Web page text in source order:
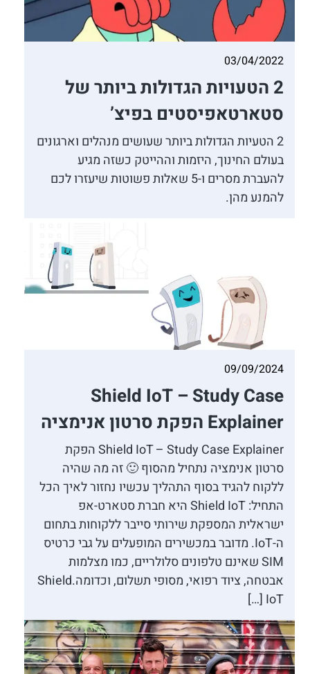
03/04/2022
2 הטעויות הגדולות ביותר של
סטארטאפיסטים בפיצ’
2 הטעיות הגדולות ביותר שעושים מנהלים וארגונים
בעולם החינוך, היזמות וההייטק כשזה מגיע
להעברת מסרים ו-5 שאלות פשוטות שיעזרו לכם
להמנע מהן.
09/09/2024
Shield IoT – Study Case
Explainer הפקת סרטון אנימציה
Shield IoT – Study Case Explainer הפקת
סרטון אנימציה נתחיל מהסוף 🙂 זה מה שהיה
ללקוח להגיד בסוף התהליך עכשיו נחזור לאיך הכל
התחיל: Shield IoT היא חברת סטארט-אפ
ישראלית המספקת שירותי סייבר ללקוחות בתחום
ה-IoT. מדובר במכשירים המופעלים על גבי כרטיס
SIM שאינם טלפונים סלולריים, כמו מצלמות
אבטחה, ציוד רפואי, מסופי תשלום, וכדומה.Shield
IoT […]